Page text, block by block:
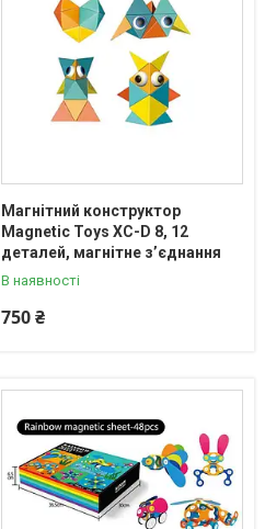
Магнітний конструктор
Magnetic Toys XC-D 8, 12
деталей, магнітне з’єднання
В наявності
750 ₴